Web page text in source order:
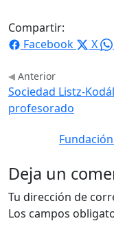
Compartir:
Facebook
X
Anterior
Sociedad Listz-
profesorado
Deja un
Tu dirección de
Los campos